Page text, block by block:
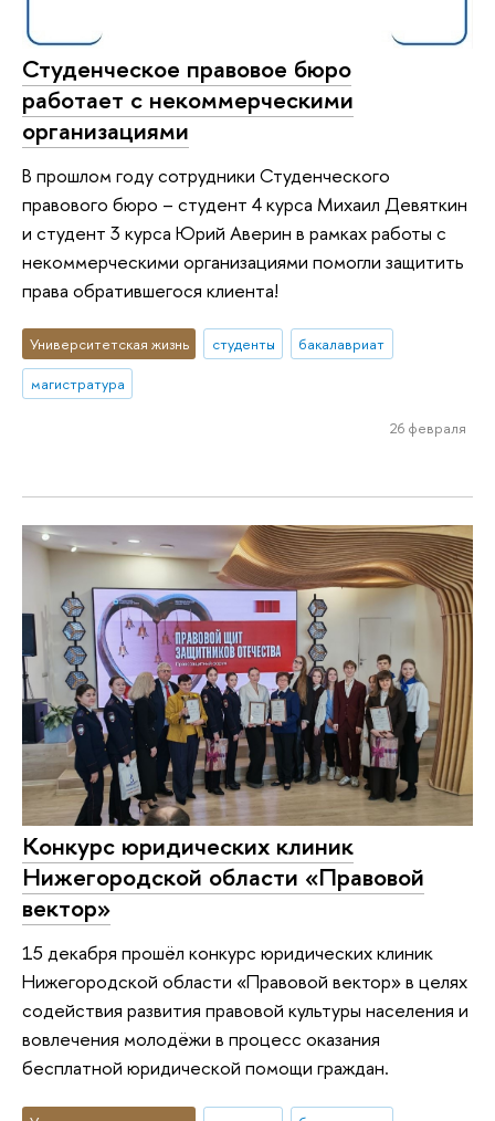
Студенческое правовое бюро
работает с некоммерческими
организациями
В прошлом году сотрудники Студенческого
правового бюро – студент 4 курса Михаил Девяткин
и студент 3 курса Юрий Аверин в рамках работы с
некоммерческими организациями помогли защитить
права обратившегося клиента!
Университетская жизнь студенты
бакалавриат
магистратура
26 февраля
Конкурс юридических клиник
Нижегородской области «Правовой
вектор»
15 декабря прошёл конкурс юридических клиник
Нижегородской области «Правовой вектор» в целях
содействия развития правовой культуры населения и
вовлечения молодёжи в процесс оказания
бесплатной юридической помощи граждан.